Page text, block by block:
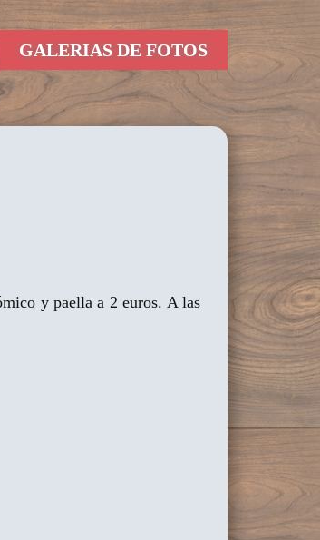
GALERIAS DE FOTOS
y paella a 2 euros. A las